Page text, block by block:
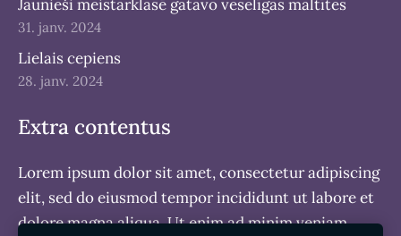
Jaunieši meistarklasē gatavo veselīgas maltītes
31. janv. 2024
Lielais cepiens
28. janv. 2024
Extra contentus
Lorem ipsum dolor sit amet, consectetur adipiscing
elit, sed do eiusmod tempor incididunt ut labore et
dolore magna aliqua. Ut enim ad minim veniam,